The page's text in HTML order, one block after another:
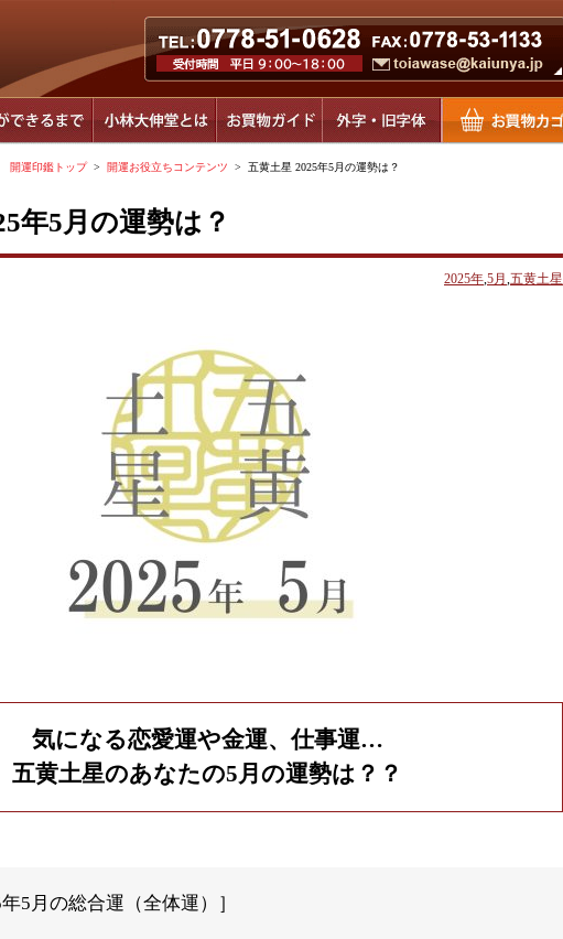
開運印鑑トップ> 開運お役立ちコンテンツ > 五黄土星 2025年5月の運勢は？
年5月の運勢は？
2025年,5月 ,五黄土星
気になる恋愛運や金運、仕事運…
五黄土星のあなたの5月の運勢は？？
年5月の総合運（全体運）］